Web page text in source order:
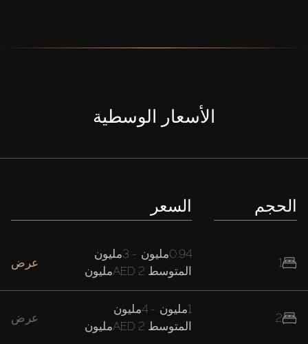
الأسعار الوسطية
الحجم
1
2
السعر
0.94مليون -
المتوسط
عرض
1مليون -
المتوسط
عرض